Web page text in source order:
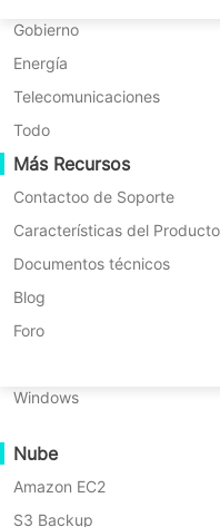
Migración P2P
Migración C2C
Migración C2V
Migración P2C
Recuperabilidad
Verificación de
Verificación de
Seguridad de Datos
Copia de
Cumplimiento del
Huawei FusionCompute
Red Hat Virtualization
Oracle OLVM
XenServer/Citrix Hypervisor
KayGrid
InCloud Sphere
Arcfra
FusionOne Compute
NexaVM
Servidor físico
Windows
Nube
Amazon EC2
S3 Backup
Gobierno
Energía
Telecomunicaciones
Todo
Más Recursos
Contactoo de Soporte
Características del Producto
Documentos técnicos
Blog
Foro
Inicia tu prueba
Desafíos en